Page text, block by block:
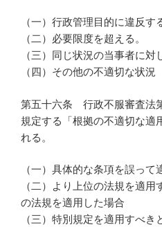
（一）行政管理目的に違反す
（二）必要限度を超える。
（三）同じ状況の当事者に対
（四）その他の不適切な状況
第五十六条 行政不服審査法
規定する「根拠の不適切な適
れる。
（一）具体的な条項を誤って
（二）より上位の法規を適
の法規を適用した場合
（三）特別規定を適用すべ